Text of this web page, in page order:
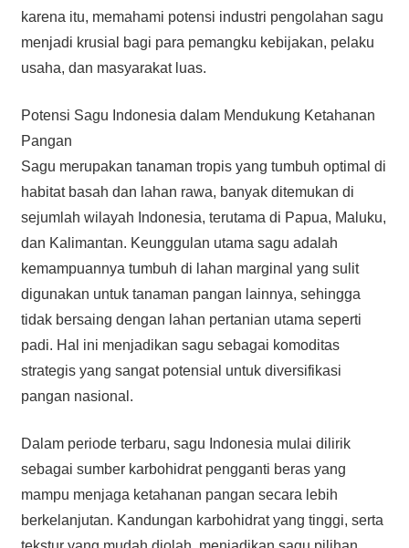
karena itu, memahami potensi industri pengolahan sagu
menjadi krusial bagi para pemangku kebijakan, pelaku
usaha, dan masyarakat luas.
Potensi Sagu Indonesia dalam Mendukung Ketahanan
Pangan
Sagu merupakan tanaman tropis yang tumbuh optimal di
habitat basah dan lahan rawa, banyak ditemukan di
sejumlah wilayah Indonesia, terutama di Papua, Maluku,
dan Kalimantan. Keunggulan utama sagu adalah
kemampuannya tumbuh di lahan marginal yang sulit
digunakan untuk tanaman pangan lainnya, sehingga
tidak bersaing dengan lahan pertanian utama seperti
padi. Hal ini menjadikan sagu sebagai komoditas
strategis yang sangat potensial untuk diversifikasi
pangan nasional.
Dalam periode terbaru, sagu Indonesia mulai dilirik
sebagai sumber karbohidrat pengganti beras yang
mampu menjaga ketahanan pangan secara lebih
berkelanjutan. Kandungan karbohidrat yang tinggi, serta